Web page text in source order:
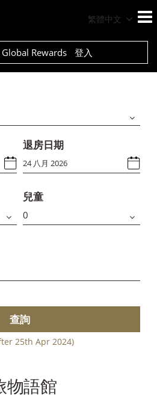
繁體中文
Rewards 登入
退房日期
兒童
查詢
25th Apr 2024)
物語館